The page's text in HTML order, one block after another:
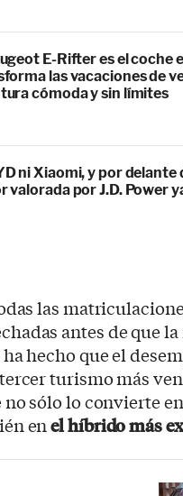
E-Rifter es el
las vacaciones de
cómoda y sin límites
ni Xiaomi, y por
valorada por J.D. Power
las
antes de que
hecho que el
turismo más
no sólo lo convierte
enel híbrido más